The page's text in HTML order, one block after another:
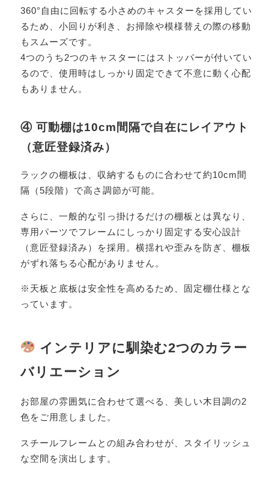
360°自由に回転する小さめのキャスターを採用してい
るため、小回りが利き、お掃除や模様替えの際の移動
もスムーズです。
4つのうち2つのキャスターにはストッパーが付いてい
るので、使用時はしっかり固定できて不意に動く心配
もありません。
④ 可動棚は10cm間隔で自在にレイアウト
（意匠登録済み）
ラックの棚板は、収納するものに合わせて約10cm間
隔（5段階）で高さ調節が可能。
さらに、一般的な引っ掛けるだけの棚板とは異なり、
専用パーツでフレームにしっかり固定する安心設計
（意匠登録済み）を採用。横揺れや歪みを防ぎ、棚板
がずれ落ちる心配がありません。
※天板と底板は安全性を高めるため、固定棚仕様とな
っています。
インテリアに馴染む2つのカラー
バリエーション
お部屋の雰囲気に合わせて選べる、美しい木目調の2
色をご用意しました。
スチールフレームとの組み合わせが、スタイリッシュ
な空間を演出します。